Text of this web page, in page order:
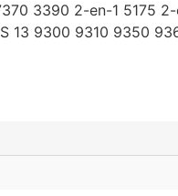
3390 2-en-1 5175
13 9300 9310 9350